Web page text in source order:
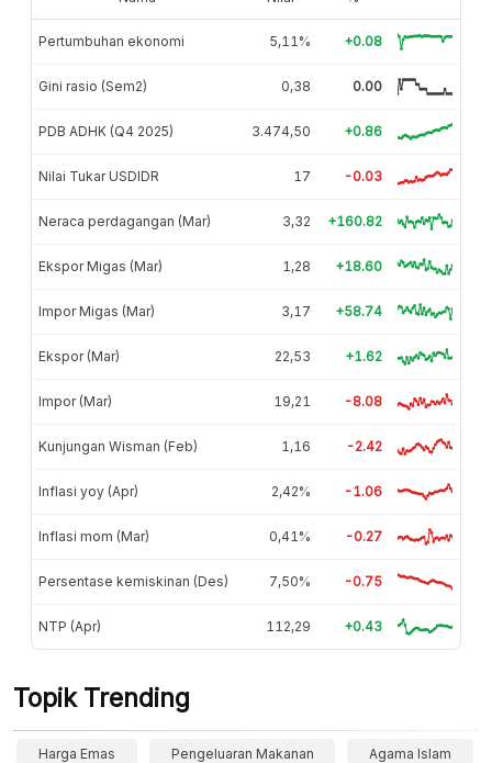
Pertumbuhan ekonomi 5,11% +0.08
Gini rasio (Sem2) 0,38 0.00
PDB ADHK (Q4 2025) 3.474,50 +0.86
Nilai Tukar USDIDR 17 -0.03
Neraca perdagangan (Mar) 3,32 +160.82
Ekspor Migas (Mar) 1,28 +18.60
Impor Migas (Mar) 3,17 +58.74
Ekspor (Mar) 22,53 +1.62
Impor (Mar) 19,21 -8.08
Kunjungan Wisman (Feb) 1,16 -2.42
Inflasi yoy (Apr) 2,42% -1.06
Inflasi mom (Mar) 0,41% -0.27
Persentase kemiskinan (Des) 7,50% -0.75
NTP (Apr) 112,29 +0.43
Topik Trending
Harga Emas Pengeluaran Makanan Agama Islam